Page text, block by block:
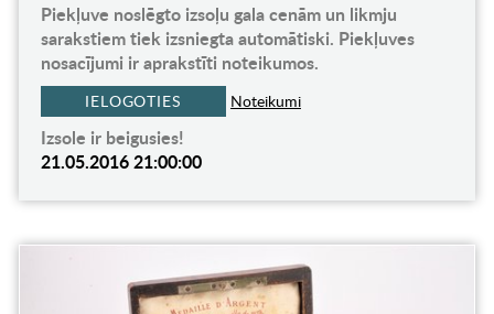
Piekļuve noslēgto izsoļu gala cenām un likmju
sarakstiem tiek izsniegta automātiski. Piekļuves
nosacījumi ir aprakstīti noteikumos.
IELOGOTIES Noteikumi
Izsole ir beigusies!
21.05.2016 21:00:00